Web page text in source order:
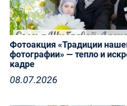
Фотоакция «Традиции
фотографии» — тепло и
кадре
08.07.2026